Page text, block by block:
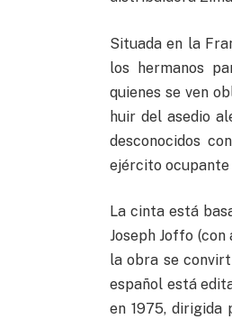
Situada en la
los hermanos
quienes se ven
huir del asedio
desconocidos
ejército ocupante
La cinta está
Joseph Joffo
la obra se
español está
en 1975, dirigida